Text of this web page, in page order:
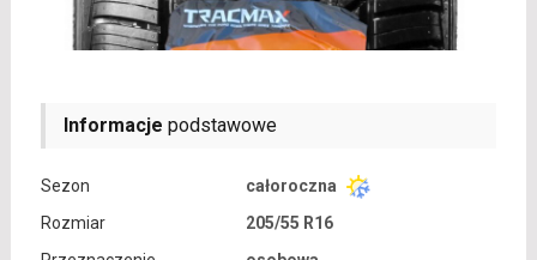
Informacje podstawowe
Sezon
całoroczna
Rozmiar
205/55 R16